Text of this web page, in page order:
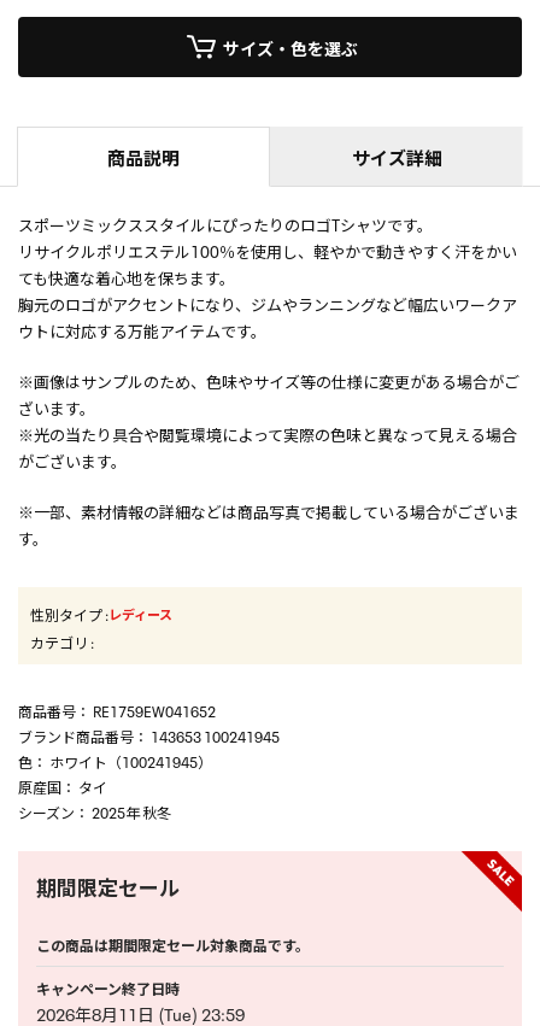
サイズ・色を選ぶ
商品説明 サイズ詳細
スポーツミックススタイルにぴったりのロゴTシャツです。
リサイクルポリエステル100％を使用し、軽やかで動きやすく汗をかい
ても快適な着心地を保ちます。
胸元のロゴがアクセントになり、ジムやランニングなど幅広いワークア
ウトに対応する万能アイテムです。
※画像はサンプルのため、色味やサイズ等の仕様に変更がある場合がご
ざいます。
※光の当たり具合や閲覧環境によって実際の色味と異なって見える場合
がございます。
※一部、素材情報の詳細などは商品写真で掲載している場合がございま
す。
性別タイプ:レディース
カテゴリ :
商品番号 ： RE1759EW041652
ブランド商品番号 ： 143653 100241945
色 ： ホワイト（100241945）
原産国 ： タイ
シーズン ： 2025年 秋冬
期間限定セール
この商品は期間限定セール対象商品です。
キャンペーン終了日時
2026年8月11日 (Tue) 23:59